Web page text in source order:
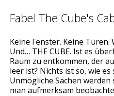
Fabel The Cube's
Keine Fenster. Keine Türen.
Und… THE CUBE. Ist es
Raum zu entkommen, der
leer ist? Nichts ist so, wie es
Unmögliche Sachen
man aufmerksam